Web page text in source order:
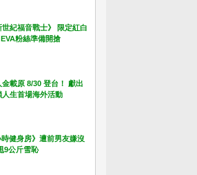
紀福音戰士》 限定紅白
粉絲準備開搶
載原 8/30 登台！ 獻出
人生首場海外活動
健身房》遭前男友嫌沒
9公斤雪恥